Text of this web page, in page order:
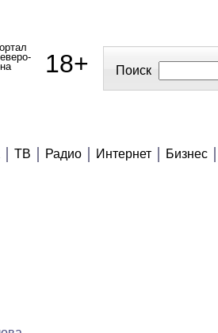
18+ Поиск
ТВ Радио Интернет Бизнес